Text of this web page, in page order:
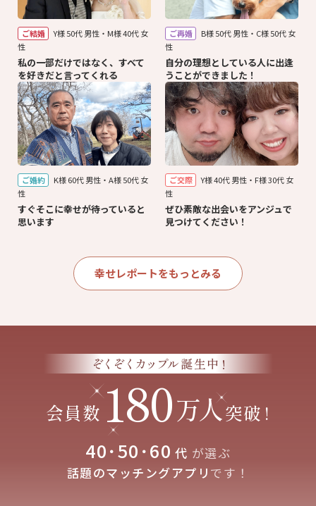
ご結婚
Y様 50代 男性・M様 40代 女
性
私の一部だけではなく、すべて
を好きだと言ってくれる
ご再婚
B様 50代 男性・C様 50代 女
性
自分の理想としている人に出逢
うことができました！
ご婚約
K様 60代 男性・A様 50代 女
性
すぐそこに幸せが待っていると
思います
ご交際
Y様 40代 男性・F様 30代 女
性
ぜひ素敵な出会いをアンジュで
見つけてください！
幸せレポートをもっとみる
ぞくぞくカップル誕生中 !
会員数 180万人突破 !
40･50･60 代 が選ぶ
話題のマッチングアプリ です！